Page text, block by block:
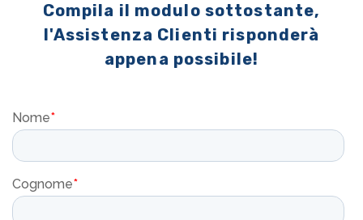
Compila il modulo sottostante,
l'Assistenza Clienti risponderà
appena possibile!